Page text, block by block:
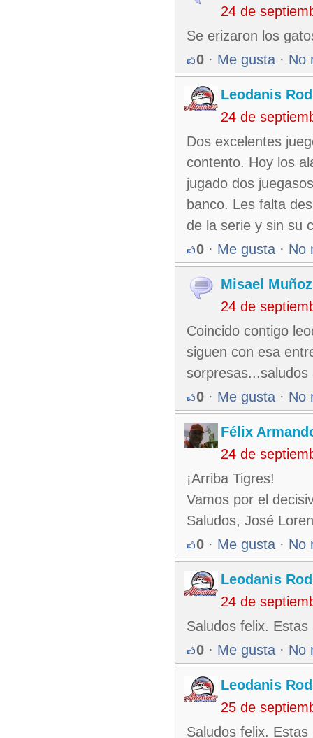
24 de
Se erizaron los
0 · Me gusta · No
Leodanis
24 de
Dos excelentes
contento. Hoy los
jugado dos
banco. Les falta
de la serie y sin su
0 · Me gusta · No
Misael Muñoz
24 de
Coincido contigo
siguen con esa
0 · Me gusta · No
Félix
24 de
¡Arriba Tigres!
Vamos por el
Saludos, José
0 · Me gusta · No
Leodanis
24 de
Saludos felix. Estas
0 · Me gusta · No
Leodanis
25 de
Saludos felix. Estas